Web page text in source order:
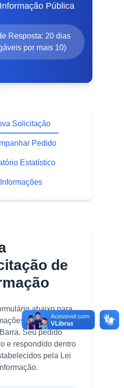
Pública
Resposta: 20 dias
por mais 10)
Solicitação
Pedido
Estatístico
Informações
de
abaixo para
à Câmara
Seu pedido
e respondido dentro
pela Lei